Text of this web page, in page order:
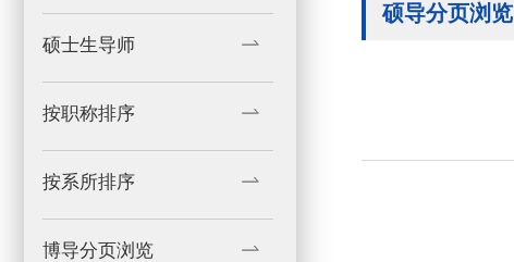
硕士生导师
按职称排序
按系所排序
博导分页浏览
硕导分页浏览